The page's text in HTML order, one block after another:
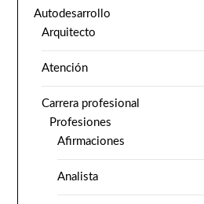
Autodesarrollo
Arquitecto
Atención
Carrera profesional
Profesiones
Afirmaciones
Analista